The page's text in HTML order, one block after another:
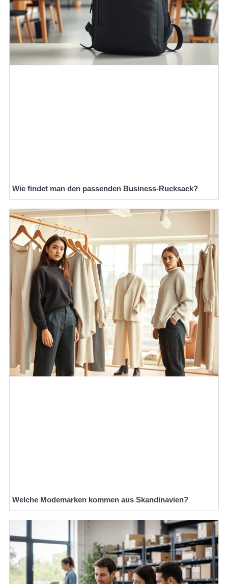
Wie findet man den passenden Business-Rucksack?
Welche Modemarken kommen aus Skandinavien?